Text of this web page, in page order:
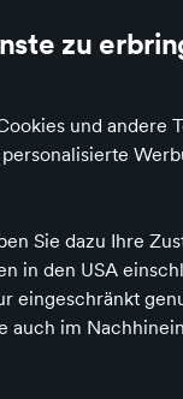
zu
und andere
Sie dazu Ihre
in den USA
eingeschränkt
auch im
Spiele & Puzzle
08 Giebeldach